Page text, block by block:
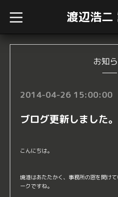
渡辺浩二
t
o
g
l
お知
2014-04-26 15:00:00
ブログ更新しました。
こんにちは。
境港はあたたかく、事務所の窓を開け
ークですね。